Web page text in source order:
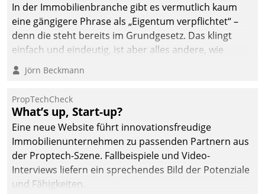
In der Immobilienbranche gibt es vermutlich kaum
eine gängigere Phrase als „Eigentum verpflichtet“ –
denn die steht bereits im Grundgesetz. Das klingt
einfach und eindeutig, ist aber alles andere, wie
Branchenbeschäftigte wissen. Denn mit der
Verantwortung folgen Verpflichtungen.
Jörn Beckmann
PropTechCheck
What’s up, Start-up?
Eine neue Website führt innovationsfreudige
Immobilienunternehmen zu passenden Partnern aus
der Proptech-Szene. Fallbeispiele und Video-
Interviews liefern ein sprechendes Bild der Potenziale
und Fähigkeiten.